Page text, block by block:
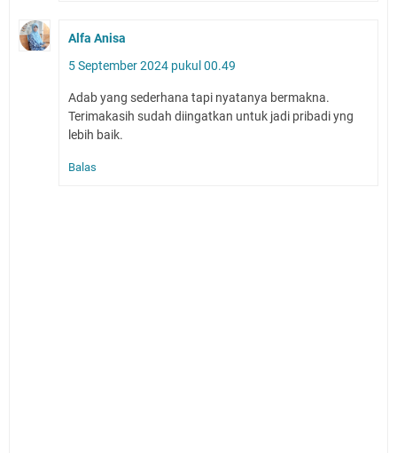
Alfa Anisa
5 September 2024 pukul 00.49
Adab yang sederhana tapi nyatanya bermakna.
Terimakasih sudah diingatkan untuk jadi pribadi yng
lebih baik.
Balas